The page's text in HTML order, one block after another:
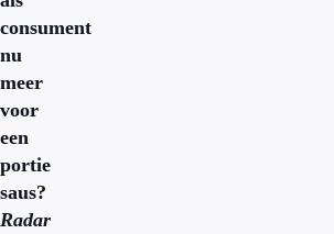
consument
nu
meer
voor
een
portie
saus?
Radar